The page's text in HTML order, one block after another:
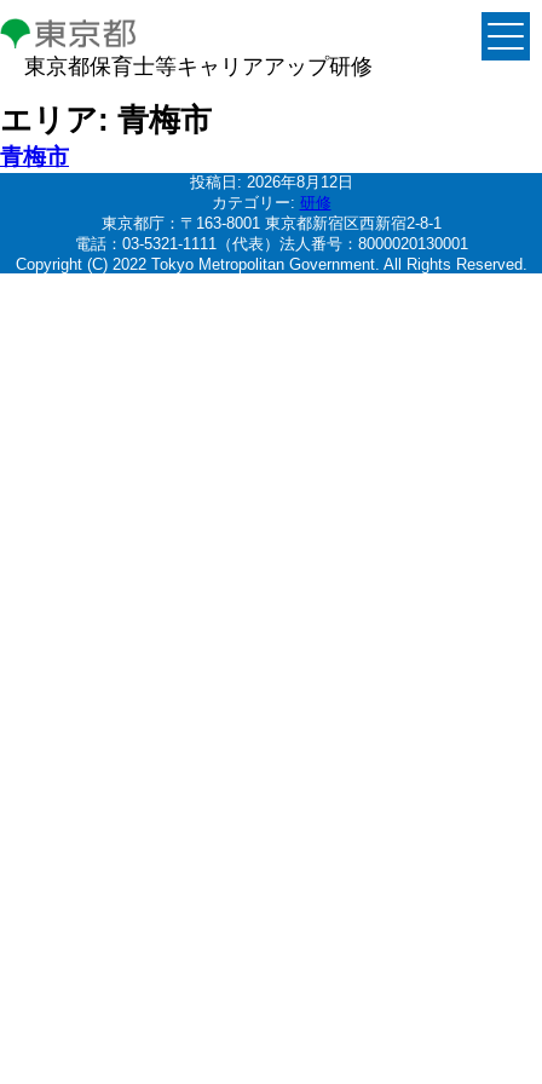
東京都保育士等キャリアアップ研修
エリア: 青梅市
青梅市
投稿日: 2026年8月12日
カテゴリー: 研修
東京都庁：〒163-8001 東京都新宿区西新宿2-8-1
電話：03-5321-1111（代表）法人番号：8000020130001
Copyright (C) 2022 Tokyo Metropolitan Government. All Rights Reserved.